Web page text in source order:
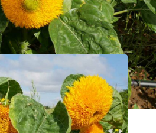
Fleurs > Fleurs annuelles >